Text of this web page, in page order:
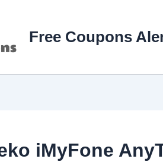
Free Coupons
iMyFone